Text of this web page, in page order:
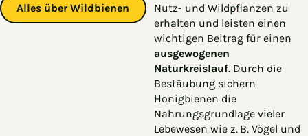
Alles über Wildbienen
Nutz- und Wildpflanzen zu
erhalten und leisten einen
wichtigen Beitrag für einen
ausgewogenen
Naturkreislauf. Durch die
Bestäubung sichern
Honigbienen die
Nahrungsgrundlage vieler
Lebewesen wie z. B. Vögel und